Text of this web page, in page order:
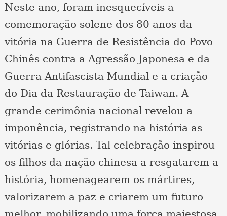
Neste ano, foram inesquecíveis a
comemoração solene dos 80 anos da
vitória na Guerra de Resistência do Povo
Chinês contra a Agressão Japonesa e da
Guerra Antifascista Mundial e a criação
do Dia da Restauração de Taiwan. A
grande cerimônia nacional revelou a
imponência, registrando na história as
vitórias e glórias. Tal celebração inspirou
os filhos da nação chinesa a resgatarem a
história, homenagearem os mártires,
valorizarem a paz e criarem um futuro